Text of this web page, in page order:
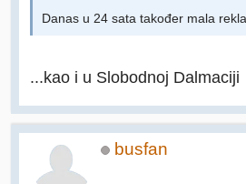
Danas u 24 sata također mala
...kao i u Slobodnoj Dalmaciji
busfan